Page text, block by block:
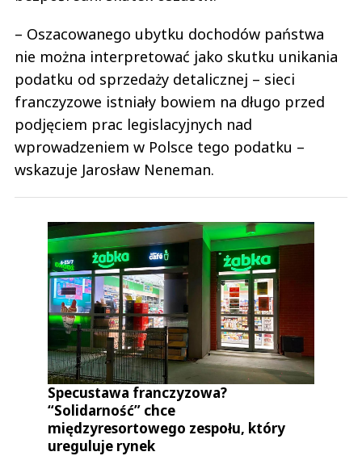
– Oszacowanego ubytku dochodów państwa
nie można interpretować jako skutku unikania
podatku od sprzedaży detalicznej – sieci
franczyzowe istniały bowiem na długo przed
podjęciem prac legislacyjnych nad
wprowadzeniem w Polsce tego podatku –
wskazuje Jarosław Neneman.
Specustawa franczyzowa?
“Solidarność” chce
międzyresortowego zespołu, który
ureguluje rynek